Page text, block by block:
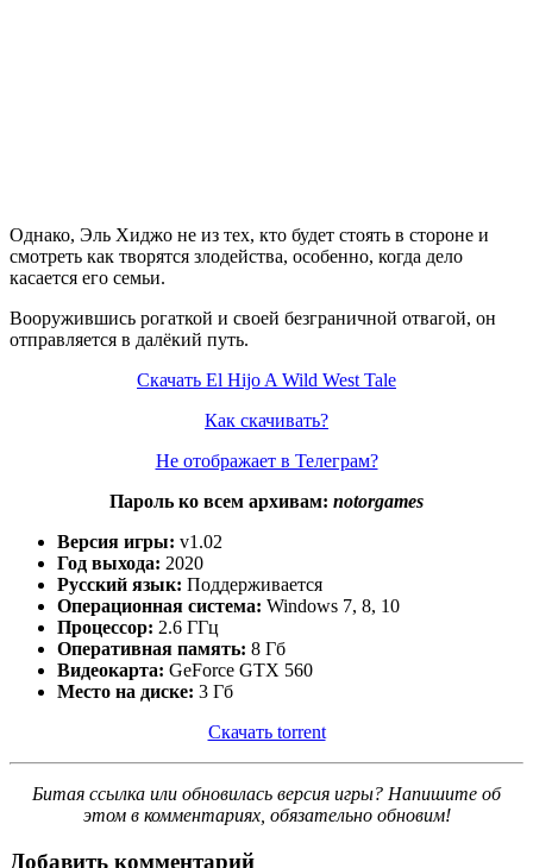
Однако, Эль Хиджо не из тех, кто будет стоять в стороне и
смотреть как творятся злодейства, особенно, когда дело
касается его семьи.
Вооружившись рогаткой и своей безграничной отвагой, он
отправляется в далёкий путь.
Скачать El Hijo A Wild West Tale
Как скачивать?
Не отображает в Телеграм?
Пароль ко всем архивам: notorgames
Версия игры: v1.02
Год выхода: 2020
Русский язык: Поддерживается
Операционная система: Windows 7, 8, 10
Процессор: 2.6 ГГц
Оперативная память: 8 Гб
Видеокарта: GeForce GTX 560
Место на диске: 3 Гб
Скачать torrent
Битая ссылка или обновилась версия игры? Напишите об
этом в комментариях, обязательно обновим!
Добавить комментарий